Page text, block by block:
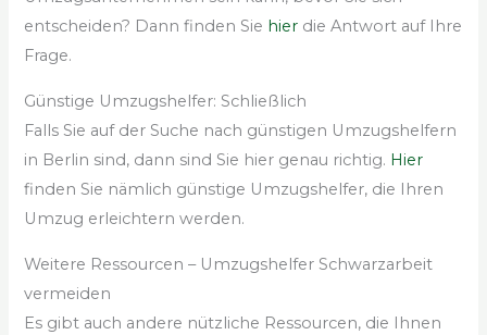
entscheiden? Dann finden Sie hier die Antwort auf Ihre
Frage.
Günstige Umzugshelfer: Schließlich
Falls Sie auf der Suche nach günstigen Umzugshelfern
in Berlin sind, dann sind Sie hier genau richtig. Hier
finden Sie nämlich günstige Umzugshelfer, die Ihren
Umzug erleichtern werden.
Weitere Ressourcen – Umzugshelfer Schwarzarbeit
vermeiden
Es gibt auch andere nützliche Ressourcen, die Ihnen